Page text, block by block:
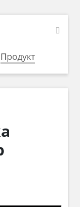
Продукт